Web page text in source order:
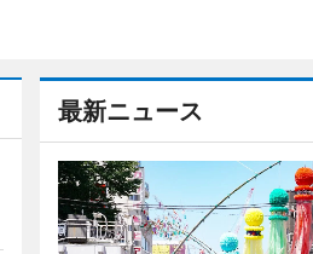
最新ニュース